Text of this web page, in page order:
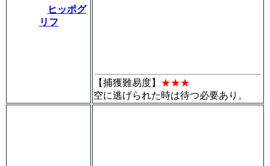
ヒッポグ
リフ
【捕獲難易度】 ★★★
空に逃げられた時は待つ必要あり。